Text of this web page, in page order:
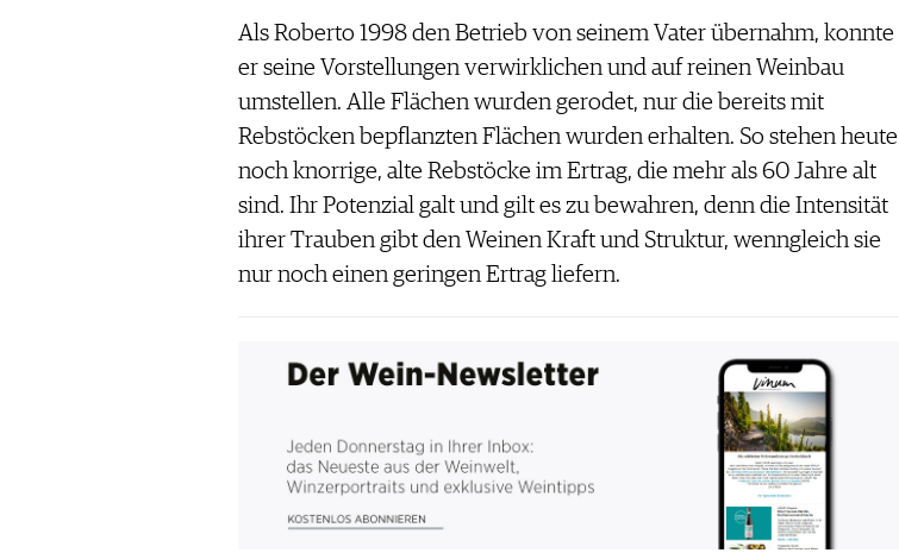
Als Roberto 1998 den Betrieb von seinem Vater übernahm, konnte
er seine Vorstellungen verwirklichen und auf reinen Weinbau
umstellen. Alle Flächen wurden gerodet, nur die bereits mit
Rebstöcken bepflanzten Flächen wurden erhalten. So stehen heute
noch knorrige, alte Rebstöcke im Ertrag, die mehr als 60 Jahre alt
sind. Ihr Potenzial galt und gilt es zu bewahren, denn die Intensität
ihrer Trauben gibt den Weinen Kraft und Struktur, wenngleich sie
nur noch einen geringen Ertrag liefern.